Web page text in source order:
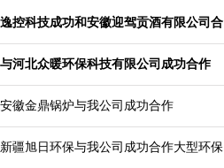
逸控科技成功和安徽迎驾贡酒有限公司合
与河北众暖环保科技有限公司成功合作
安徽金鼎锅炉与我公司成功合作
新疆旭日环保与我公司成功合作大型环保